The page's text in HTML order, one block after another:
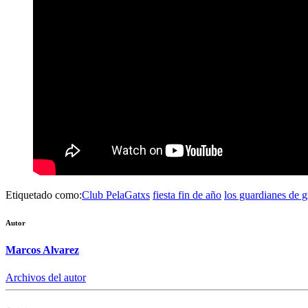
Etiquetado como:Club PelaGatxs fiesta fin de año los guardianes de
Autor
Marcos Alvarez
Archivos del autor